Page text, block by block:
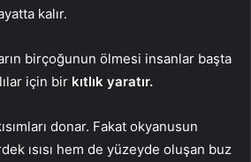
kalır.
birçoğunun ölmesi insanlar başta
için bir kıtlık yaratır.
donar. Fakat okyanusun
ısısı hem de yüzeyde oluşan buz